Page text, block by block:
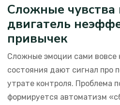
Сложные чувства
двигатель
привычек
Сложные эмоции сами вовсе
состояния дают сигнал про
утрате контроля. Проблема
формируется автоматизм